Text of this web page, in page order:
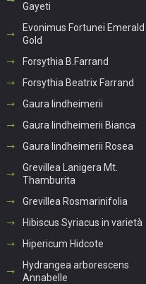
Gayeti
Evonimus Fortunei Emerald
Gold
Forsythia B.Farrand
Forsythia Beatrix Farrand
Gaura lindheimerii
Gaura lindheimerii Bianca
Gaura lindheimerii Rosea
Grevillea Lanigera Mt.
Thamburita
Grevillea Rosmarinifolia
Hibiscus Syriacus in varietà
Hipericum Hidcote
Hydrangea arborescens
Annabelle